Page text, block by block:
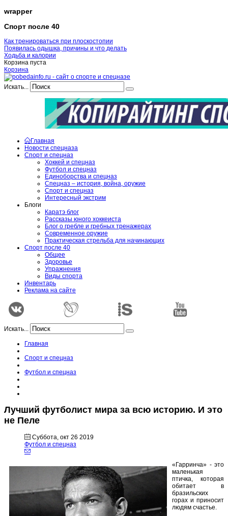
wrapper
Спорт после 40
Как тренироваться при плоскостопии
Появилась одышка, причины и что делать
Ходьба и калории
Корзина пуста
Корзина
Искать...
Главная
Новости спецназа
Спорт и спецназ
Хоккей и спецназ
Футбол и спецназ
Единоборства и спецназ
Спецназ – история, война, оружие
Спорт и спецназ
Интересный экстрим
Блоги
Каратэ блог
Рассказы юного хоккеиста
Блог о гребле и гребных тренажерах
Современное оружие
Практическая стрельба для начинающих
Спорт после 40
Общее
Здоровье
Упражнения
Виды спорта
Инвентарь
Реклама на сайте
Искать...
Главная
Спорт и спецназ
Футбол и спецназ
Лучший футболист мира за всю историю. И это
не Пеле
Суббота, окт 26 2019
Футбол и спецназ
«Гарринча» - это
маленькая
птичка, которая
обитает в
бразильских
горах и приносит
людям счастье.